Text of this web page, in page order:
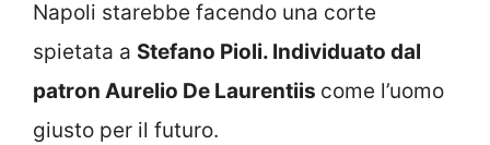
Napoli starebbe facendo una corte
spietata a Stefano Pioli. Individuato dal
patron Aurelio De Laurentiis come l’uomo
giusto per il futuro.